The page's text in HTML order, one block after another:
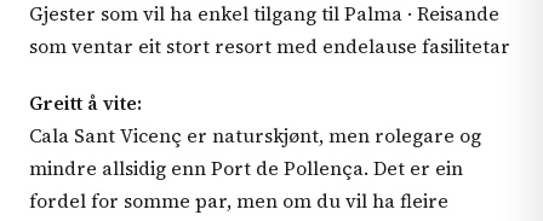
Gjester som vil ha enkel tilgang til Palma · Reisande
som ventar eit stort resort med endelause fasilitetar
Greitt å vite:
Cala Sant Vicenç er naturskjønt, men rolegare og
mindre allsidig enn Port de Pollença. Det er ein
fordel for somme par, men om du vil ha fleire